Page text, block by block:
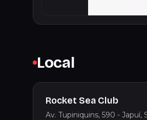
Local
Rocket Sea Club
Av. Tupiniquins, 590 - Japuí,